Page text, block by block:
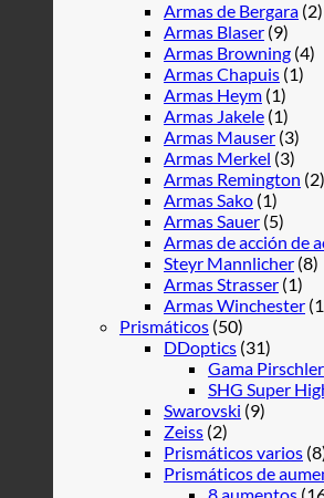
Armas de Bergara (2)
Armas Blaser (9)
Armas Browning (4)
Armas Chapuis (1)
Armas Heym (1)
Armas Jakele (1)
Armas Mauser (3)
Armas Merkel (3)
Armas Remington (2)
Armas Sako (1)
Armas Sauer (5)
Armas de acción de
Steyr Mannlicher (8)
Armas Strasser (1)
Armas Winchester
Prismáticos (50)
DDoptics (31)
Gama Pirschler
SHG Super
Swarovski (9)
Zeiss (2)
Prismáticos varios
Prismáticos de